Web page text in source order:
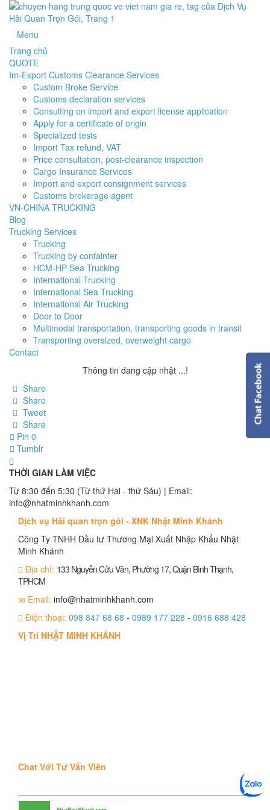
Menu
Trang chủ
QUOTE
Im-Export Customs Clearance Services
Custom Broke Service
Customs declaration services
Consulting on import and export license application
Apply for a certificate of origin
Specialized tests
Import Tax refund, VAT
Price consultation, post-clearance inspection
Cargo Insurance Services
Import and export consignment services
Customs brokerage agent
VN-CHINA TRUCKING
Blog
Trucking Services
Trucking
Trucking by containter
HCM-HP Sea Trucking
International Trucking
International Sea Trucking
International Air Trucking
Door to Door
Multimodal transportation, transporting goods in transit
Transporting oversized, overweight cargo
Contact
Thông tin đang cập nhật ...!
Share
Share
Tweet
Share
Pin 0
Tumblr
THỜI GIAN LÀM VIỆC
Từ 8:30 đến 5:30 (Từ thứ Hai - thứ Sáu) | Email:
info@nhatminhkhanh.com
Dịch vụ Hải quan trọn gói - XNK Nhật Minh Khánh
Công Ty TNHH Đầu tư Thương Mại Xuất Nhập Khẩu Nhật
Minh Khánh
Địa chỉ: 133 Nguyễn Cửu Vân, Phường 17, Quận Bình Thạnh,
TPHCM
Email: info@nhatminhkhanh.com
Điện thoại: 098 847 68 68 - 0989 177 228 - 0916 688 428
Vị Trí NHẬT MINH KHÁNH
Chat Với Tư Vấn Viên